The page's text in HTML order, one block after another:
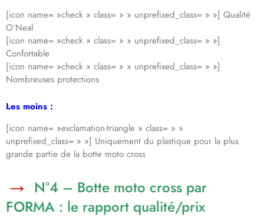
[icon name= »check » class= » » unprefixed_class= » »] Qualité
O’Neal
[icon name= »check » class= » » unprefixed_class= » »]
Confortable
[icon name= »check » class= » » unprefixed_class= » »]
Nombreuses protections
Les moins :
[icon name= »exclamation-triangle » class= » »
unprefixed_class= » »] Uniquement du plastique pour la plus
grande partie de la botte moto cross
N°4 – Botte moto cross par
FORMA : le rapport qualité/prix